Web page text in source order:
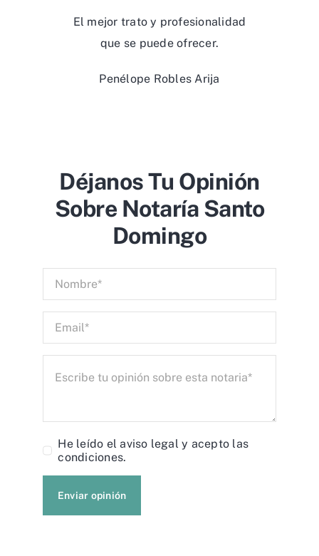
El mejor trato y profesionalidad
que se puede ofrecer.
Penélope Robles Arija
Déjanos Tu Opinión
Sobre Notaría Santo
Domingo
He leído elaviso legal y acepto las
condiciones.
Enviar opinión